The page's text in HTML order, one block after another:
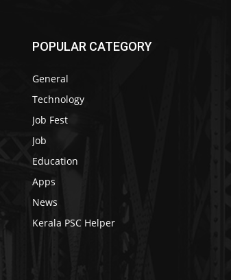
POPULAR CATEGORY
General
Technology
Job Fest
Job
Education
Apps
News
Kerala PSC Helper